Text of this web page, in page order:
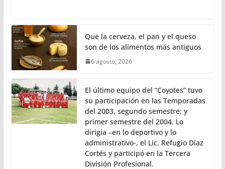
Que la cerveza, el pan y el queso
son de los alimentos más antiguos
6 agosto, 2026
El último equipo del “Coyotes” tuvo
su participación en las Temporadas
del 2003, segundo semestre; y
primer semestre del 2004. Lo
dirigía –en lo deportivo y lo
administrativo-, el Lic. Refugio Díaz
Cortés y participó en la Tercera
División Profesional.